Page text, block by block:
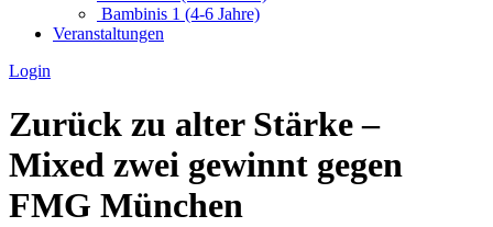
Bambinis 1 (4-6 Jahre)
Veranstaltungen
Login
Zurück zu alter Stärke –
Mixed zwei gewinnt gegen
FMG München